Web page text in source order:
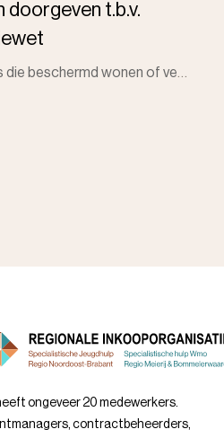
doorgeven t.b.v.
ongeveer 20 medewerkers.
contractbeheerders,